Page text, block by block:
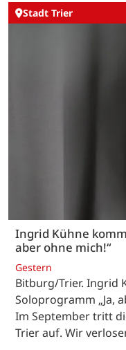
Stadt Trier
Ingrid Kühne
aber ohne mich!“
Gestern
Bitburg/Trier. Ingrid
Soloprogramm „Ja,
Im September tritt
Trier auf. Wir